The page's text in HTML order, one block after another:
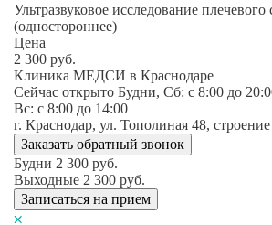
Ультразвуковое исследование плечевого
(одностороннее)
Цена
2 300 руб.
Клиника МЕДСИ в Краснодаре
Сейчас открыто Будни, Сб: c 8:00 до
Вс: c 8:00 до 14:00
г. Краснодар, ул. Тополиная 48, строение
Заказать обратный звонок
Будни 2 300 руб.
Выходные 2 300 руб.
Записаться на прием